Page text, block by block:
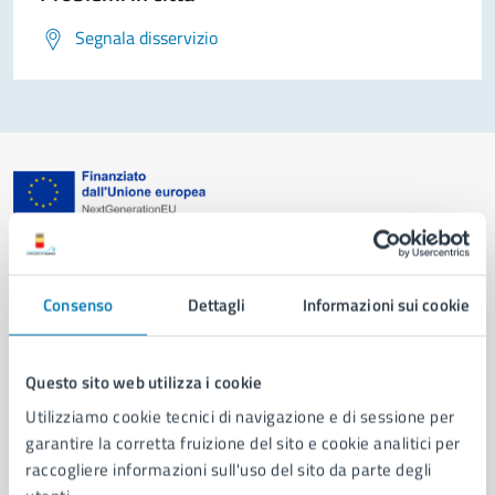
Consenso Dettagli Informazioni sui cookie
Questo sito web utilizza i cookie
Utilizziamo cookie tecnici di navigazione e di sessione per
garantire la corretta fruizione del sito e cookie analitici per
raccogliere informazioni sull'uso del sito da parte degli
Segnala disservizio
Organi di governo
Municipalità
Uffici
Enti e fondazioni
Politici